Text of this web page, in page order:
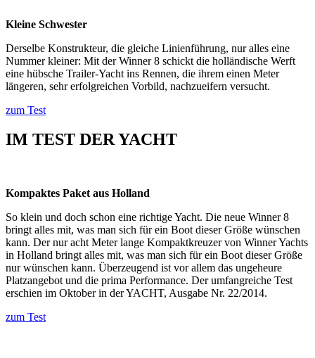
Kleine Schwester
Derselbe Konstrukteur, die gleiche Linienführung, nur alles eine
Nummer kleiner: Mit der Winner 8 schickt die holländische Werft
eine hübsche Trailer-Yacht ins Rennen, die ihrem einen Meter
längeren, sehr erfolgreichen Vorbild, nachzueifern versucht.
zum Test
IM TEST DER YACHT
Kompaktes Paket aus Holland
So klein und doch schon eine richtige Yacht. Die neue Winner 8
bringt alles mit, was man sich für ein Boot dieser Größe wünschen
kann. Der nur acht Meter lange Kompaktkreuzer von Winner Yachts
in Holland bringt alles mit, was man sich für ein Boot dieser Größe
nur wünschen kann. Überzeugend ist vor allem das ungeheure
Platzangebot und die prima Performance. Der umfangreiche Test
erschien im Oktober in der YACHT, Ausgabe Nr. 22/2014.
zum Test